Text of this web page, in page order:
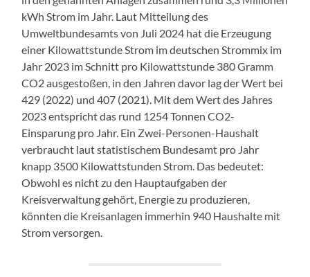
kWh Strom im Jahr. Laut Mitteilung des
Umweltbundesamts von Juli 2024 hat die Erzeugung
einer Kilowattstunde Strom im deutschen Strommix im
Jahr 2023 im Schnitt pro Kilowattstunde 380 Gramm
CO2 ausgestoßen, in den Jahren davor lag der Wert bei
429 (2022) und 407 (2021). Mit dem Wert des Jahres
2023 entspricht das rund 1254 Tonnen CO2-
Einsparung pro Jahr. Ein Zwei-Personen-Haushalt
verbraucht laut statistischem Bundesamt pro Jahr
knapp 3500 Kilowattstunden Strom. Das bedeutet:
Obwohl es nicht zu den Hauptaufgaben der
Kreisverwaltung gehört, Energie zu produzieren,
könnten die Kreisanlagen immerhin 940 Haushalte mit
Strom versorgen.